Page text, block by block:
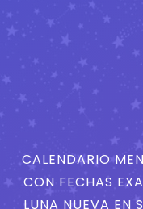
CALENDARIO
CON FECHAS
LUNA NUEVA EN